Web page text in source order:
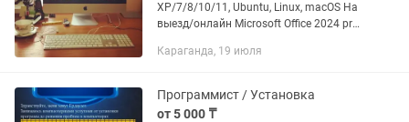
ХР/7/8/10/11, Ubuntu, Linux, macOS На
выезд/онлайн Microsoft Office 2024 pro
какого ты города, могу удаленно
Караганда, 19 июля
Программист / Установка
от 5 000 ₸